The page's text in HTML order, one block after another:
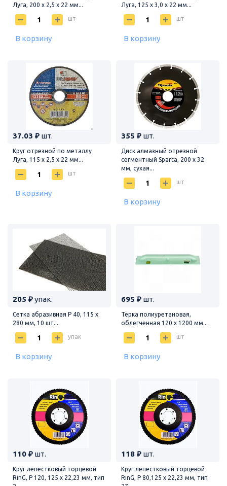
Луга, 200 х 2,5 х 22 мм...
шт
В корзину
Луга, 125 х 3,0 х 22 мм...
шт
В корзину
37.03 ₽ шт.
Круг отрезной по металлу
Луга, 115 х 2,5 х 22 мм...
шт
В корзину
355 ₽ шт.
Диск алмазный отрезной
сегментный Sparta, 200 х 32
мм, сухая...
шт
В корзину
205 ₽упак.
Сетка абразивная P 40, 115 х
280 мм, 10 шт....
упак
В корзину
695 ₽ шт.
Тёрка полиуретановая,
облегченная 120 х 1200 мм...
шт
В корзину
110 ₽ шт.
Круг лепестковый торцевой
RinG, P 120, 125 х 22,23 мм, тип
118 ₽ шт.
Круг лепестковый торцевой
RinG, P 80,125 х 22,23 мм, тип